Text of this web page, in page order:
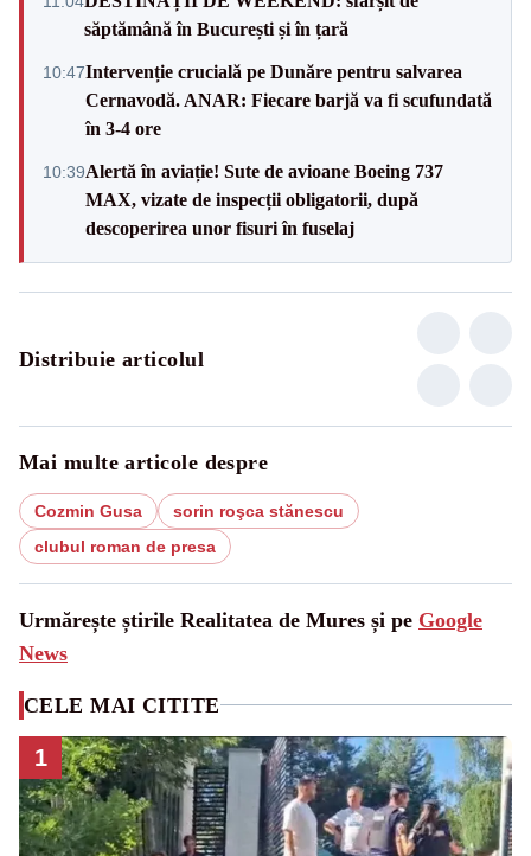
săptămână în București și în țară
10:47Intervenție crucială pe Dunăre pentru salvarea
Cernavodă. ANAR: Fiecare barjă va fi scufundată
în 3-4 ore
10:39Alertă în aviație! Sute de avioane Boeing 737
MAX, vizate de inspecții obligatorii, după
descoperirea unor fisuri în fuselaj
Distribuie articolul
Mai multe articole despre
Cozmin Gusa
sorin roşca stănescu
clubul roman de presa
Urmărește știrile Realitatea de Mures și pe Google
News
CELE MAI CITITE
1